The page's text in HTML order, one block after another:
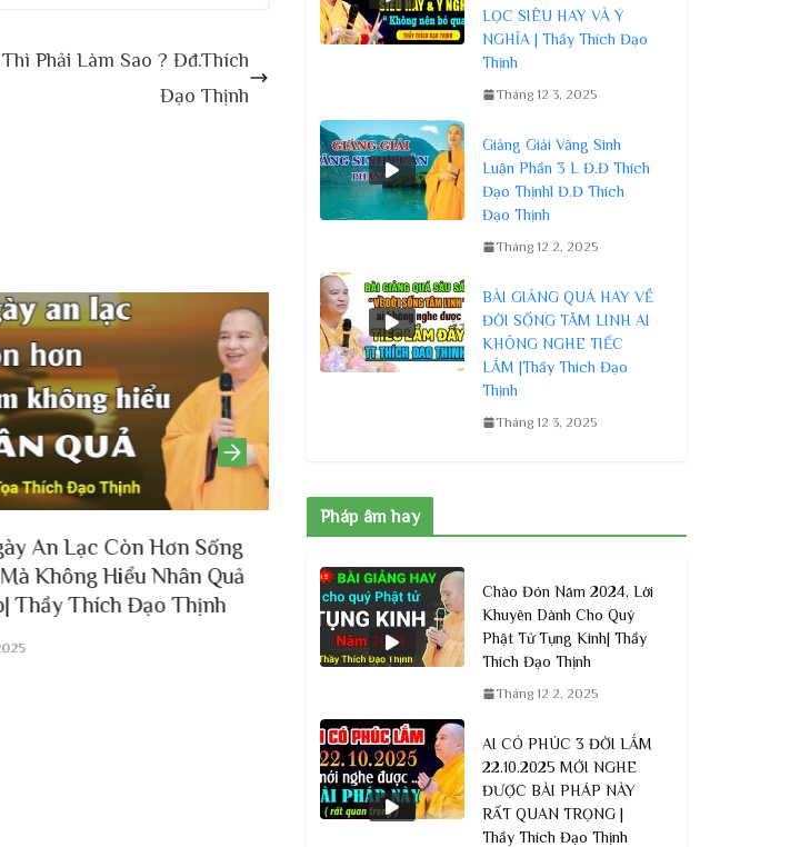
Phải Làm Sao ? Đđ.Thích
Đạo Thịnh
An Lạc Còn Hơn Sống
Không Hiểu Nhân Quả
Thích Đạo Thịnh
HAY NHẤT – Thầy Thích Đạo Thịnh
Tháng 12 3, 2025
LỌC SIÊU HAY VÀ Ý
NGHĨA | Thầy Thích Đạo
Thịnh
Tháng 12 3, 2025
Giảng Giải Vãng Sinh
Luận Phần 3 L Đ.Đ Thích
Đạo Thịnhl Đ.Đ Thích
Đạo Thịnh
Tháng 12 2, 2025
BÀI GIẢNG QUÁ HAY VỀ
ĐỜI SỐNG TÂM LINH AI
KHÔNG NGHE TIẾC
LẮM |Thầy Thích Đạo
Thịnh
Tháng 12 3, 2025
Pháp âm hay
Chào Đón Năm 2024, Lời
Khuyên Dành Cho Quý
Phật Tử Tụng Kinh| Thầy
Thích Đạo Thịnh
Tháng 12 2, 2025
AI CÓ PHÚC 3 ĐỜI LẮM
22.10.2025 MỚI NGHE
ĐƯỢC BÀI PHÁP NÀY
RẤT QUAN TRỌNG |
Thầy Thích Đạo Thịnh